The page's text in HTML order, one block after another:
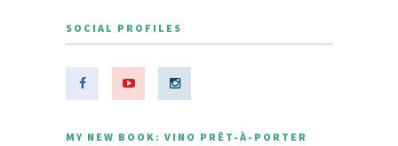
SOCIAL PROFILES
MY NEW BOOK: VINO PRÊT-À-PORTER